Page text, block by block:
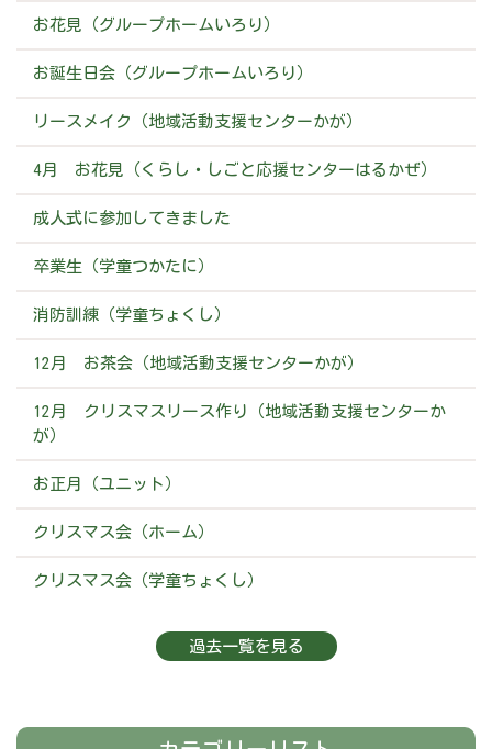
お花見（グループホームいろり）
お誕生日会（グループホームいろり）
リースメイク（地域活動支援センターかが）
4月 お花見（くらし・しごと応援センターはるかぜ）
成人式に参加してきました
卒業生（学童つかたに）
消防訓練（学童ちょくし）
12月 お茶会（地域活動支援センターかが）
12月 クリスマスリース作り（地域活動支援センターか
が）
お正月（ユニット）
クリスマス会（ホーム）
クリスマス会（学童ちょくし）
過去一覧を見る